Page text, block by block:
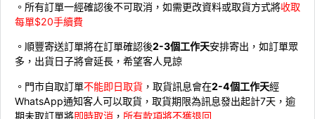
。所有訂單一經確認後不可取消，如需更改資料或取貨方式將收取
每單$20手續費
。順豐寄送訂單將在訂單確認後2-3個工作天安排寄出，如訂單眾
多，出貨日子將會延長，希望客人見諒
。門市自取訂單不能即日取貨 ，取貨訊息會在2-4個工作天經
WhatsApp通知客人可以取貨，取貨期限為訊息發出起計7天，逾
期未取訂單將即時取消 ， 所有款項將不獲退回